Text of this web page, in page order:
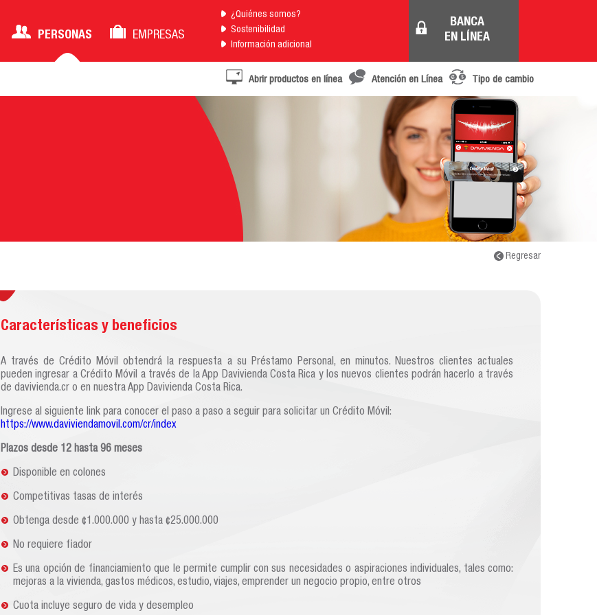
PERSONAS EMPRESAS
¿Quiénes somos?
Sostenibilidad
Información adicional
BANCA
EN LÍNEA
Abrir productos en línea Atención en Línea Tipo de cambio
Regresar
Características y beneficios
A través de Crédito Móvil obtendrá la respuesta a su Préstamo Personal, en minutos. Nuestros clientes actuales
pueden ingresar a Crédito Móvil a través de la App Davivienda Costa Rica y los nuevos clientes podrán hacerlo a través
de davivienda.cr o en nuestra App Davivienda Costa Rica.
Ingrese al siguiente link para conocer el paso a paso a seguir para solicitar un Crédito Móvil:
https://www.daviviendamovil.com/cr/index
Plazos desde 12 hasta 96 meses
Disponible en colones
Competitivas tasas de interés
Obtenga desde ¢1.000.000 y hasta ¢25.000.000
No requiere fiador
Es una opción de financiamiento que le permite cumplir con sus necesidades o aspiraciones individuales, tales como:
mejoras a la vivienda, gastos médicos, estudio, viajes, emprender un negocio propio, entre otros
Cuota incluye seguro de vida y desempleo